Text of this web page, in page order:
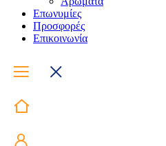
Επωνυμίες
Προσφορές
Επικοινωνία